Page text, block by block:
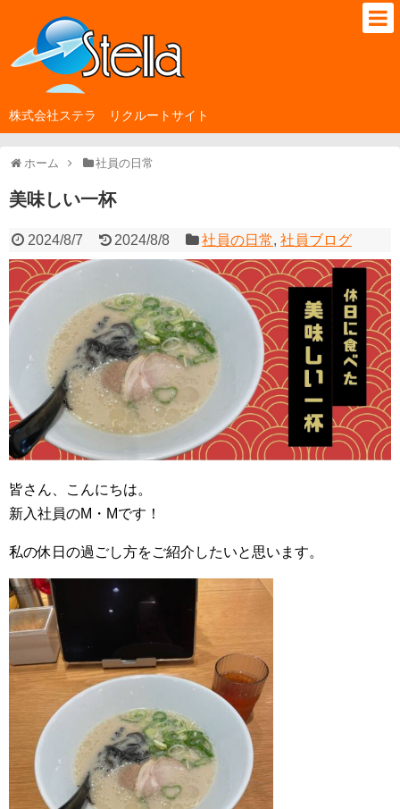
株式会社ステラ リクルートサイト
ホーム 社員の日常
美味しい一杯
2024/8/7 2024/8/8 社員の日常,社員ブログ
皆さん、こんにちは。
新入社員のM・Mです！
私の休日の過ごし方をご紹介したいと思います。